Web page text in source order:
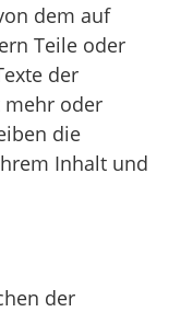
dem auf
Teile oder
der
mehr oder
die
Inhalt und
der